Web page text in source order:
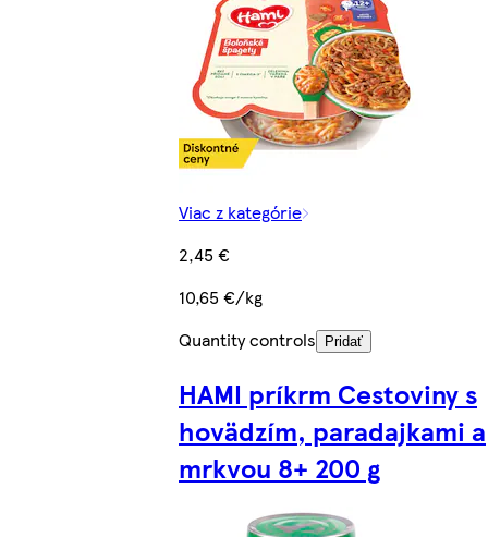
Viac z kategórie
2,45 €
10,65 €/kg
Quantity controls
Pridať
HAMI príkrm Cestoviny s
hovädzím, paradajkami a
mrkvou 8+ 200 g